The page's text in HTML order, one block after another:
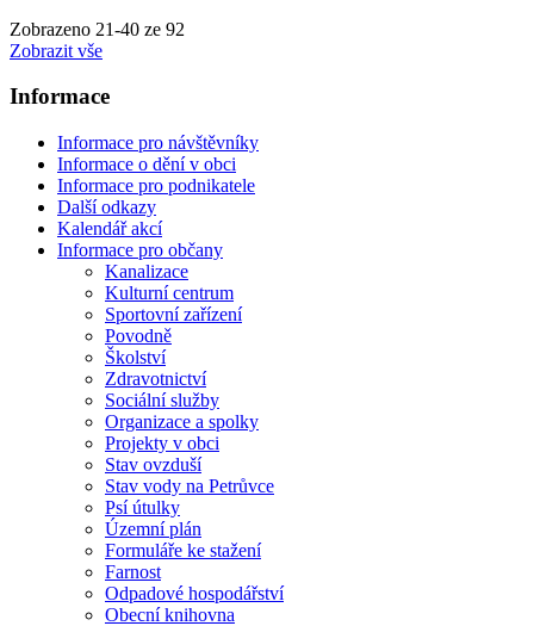
Zobrazeno 21-40 ze 92
Zobrazit vše
Informace
Informace pro návštěvníky
Informace o dění v obci
Informace pro podnikatele
Další odkazy
Kalendář akcí
Informace pro občany
Kanalizace
Kulturní centrum
Sportovní zařízení
Povodně
Školství
Zdravotnictví
Sociální služby
Organizace a spolky
Projekty v obci
Stav ovzduší
Stav vody na Petrůvce
Psí útulky
Územní plán
Formuláře ke stažení
Farnost
Odpadové hospodářství
Obecní knihovna